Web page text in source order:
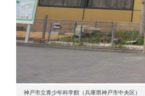
神戸市立青少年科学館（兵庫県神戸市中央区）